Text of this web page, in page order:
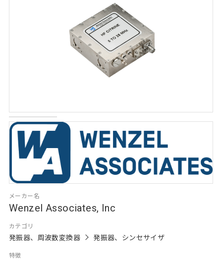
メーカー名
Wenzel Associates, Inc
カテゴリ
発振器、周波数変換器 発振器、シンセサイザ
特徴